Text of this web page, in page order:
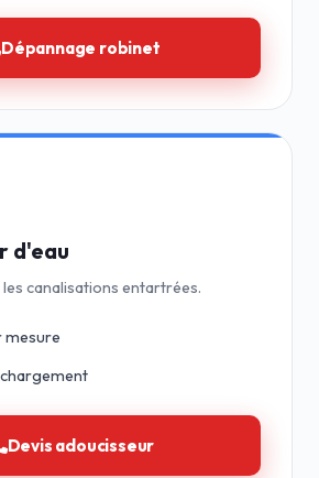
Dépannage robinet
d'eau
les canalisations entartrées.
mesure
Devis adoucisseur